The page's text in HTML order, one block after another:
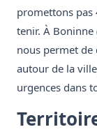
promettons pas
tenir. À
nous permet
autour de la
urgences dans